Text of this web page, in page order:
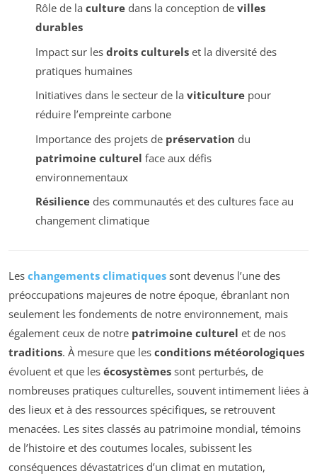
Rôle de la culturedans la conception de villes
durables
Impact sur les droits culturelset la diversité des
pratiques humaines
Initiatives dans le secteur de la viticulturepour
réduire l’empreinte carbone
Importance des projets de préservation du
patrimoine culturel face aux défis
environnementaux
Résiliencedes communautés et des cultures face au
changement climatique
Les changements climatiques sont devenus l’une des
préoccupations majeures de notre époque, ébranlant non
seulement les fondements de notre environnement, mais
également ceux de notre patrimoine culturel et de nos
traditions. À mesure que les conditions météorologiques
évoluent et que les écosystèmes sont perturbés, de
nombreuses pratiques culturelles, souvent intimement liées à
des lieux et à des ressources spécifiques, se retrouvent
menacées. Les sites classés au patrimoine mondial, témoins
de l’histoire et des coutumes locales, subissent les
conséquences dévastatrices d’un climat en mutation,